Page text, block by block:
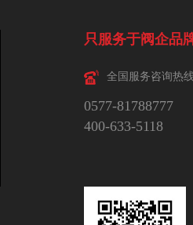
只服务于阀企品
全国服务咨询热
0577-81788777
400-633-5118